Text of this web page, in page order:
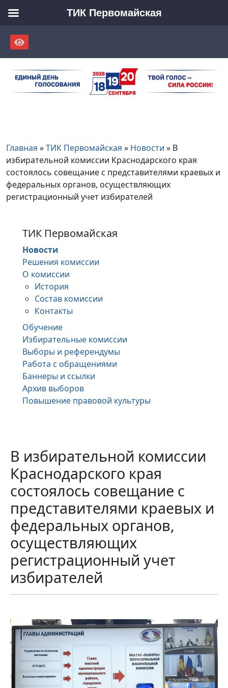
content
Главная »ТИК Первомайская » Новости » В
избирательной комиссии Краснодарского края
состоялось совещание с представителями краевых и
федеральных органов, осуществляющих
регистрационный учет избирателей
ТИК Первомайская
Новости
Решения комиссии
О комиссии
История
Состав комиссии
Контакты
Обучение
Избирательные комиссии
Выборы и референдумы
Работа с обращениями
Баннеры и ссылки
Архив выборов
Повышение правовой культуры
В избирательной комиссии
Краснодарского края
состоялось совещание с
представителями краевых и
федеральных органов,
осуществляющих
регистрационный учет
избирателей
ТИК Первомайская